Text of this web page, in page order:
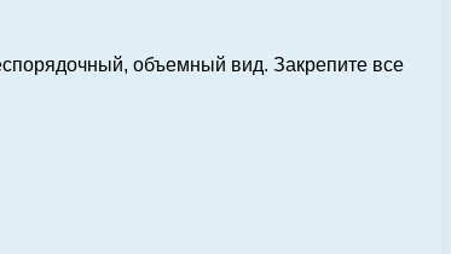
объемный вид. Закрепите все